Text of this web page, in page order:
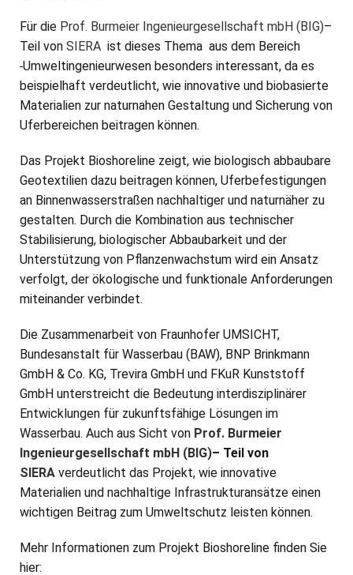
Für die Prof. Burmeier Ingenieurgesellschaft mbH (BIG)–
Teil von SIERA ist dieses Thema aus dem Bereich
Umweltingenieurwesen besonders interessant, da es
beispielhaft verdeutlicht, wie innovative und biobasierte
Materialien zur naturnahen Gestaltung und Sicherung von
Uferbereichen beitragen können.
Das Projekt Bioshoreline zeigt, wie biologisch abbaubare
Geotextilien dazu beitragen können, Uferbefestigungen
an Binnenwasserstraßen nachhaltiger und naturnäher zu
gestalten. Durch die Kombination aus technischer
Stabilisierung, biologischer Abbaubarkeit und der
Unterstützung von Pflanzenwachstum wird ein Ansatz
verfolgt, der ökologische und funktionale Anforderungen
miteinander verbindet.
Die Zusammenarbeit von Fraunhofer UMSICHT,
Bundesanstalt für Wasserbau (BAW), BNP Brinkmann
GmbH & Co. KG, Trevira GmbH und FKuR Kunststoff
GmbH unterstreicht die Bedeutung interdisziplinärer
Entwicklungen für zukunftsfähige Lösungen im
Wasserbau. Auch aus Sicht von Prof. Burmeier
Ingenieurgesellschaft mbH (BIG)– Teil von
SIERA verdeutlicht das Projekt, wie innovative
Materialien und nachhaltige Infrastrukturansätze einen
wichtigen Beitrag zum Umweltschutz leisten können.
Mehr Informationen zum Projekt Bioshoreline finden Sie
hier: